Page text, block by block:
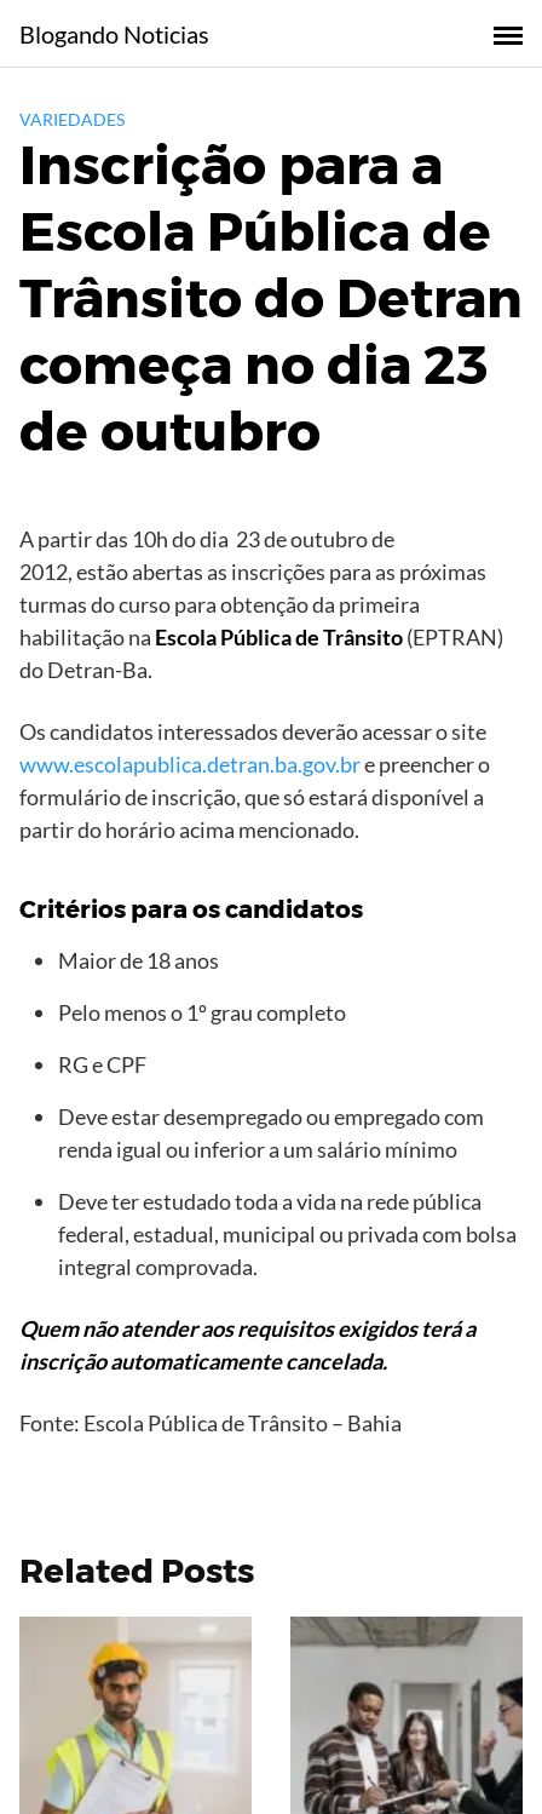
content
Blogando Noticias
VARIEDADES
Inscrição para a
Escola Pública de
Trânsito do Detran
começa no dia 23
de outubro
A partir das 10h do dia 23 de outubro de
2012, estão abertas as inscrições para as próximas
turmas do curso para obtenção da primeira
habilitação na Escola Pública de Trânsito(EPTRAN)
do Detran-Ba.
Os candidatos interessados deverão acessar o site
www.escolapublica.detran.ba.gov.bre preencher o
formulário de inscrição, que só estará disponível a
partir do horário acima mencionado.
Critérios para os candidatos
Maior de 18 anos
Pelo menos o 1º grau completo
RG e CPF
Deve estar desempregado ou empregado com
renda igual ou inferior a um salário mínimo
Deve ter estudado toda a vida na rede pública
federal, estadual, municipal ou privada com bolsa
integral comprovada.
Quem não atender aos requisitos exigidos terá a
inscrição automaticamente cancelada.
Fonte: Escola Pública de Trânsito – Bahia
Related Posts